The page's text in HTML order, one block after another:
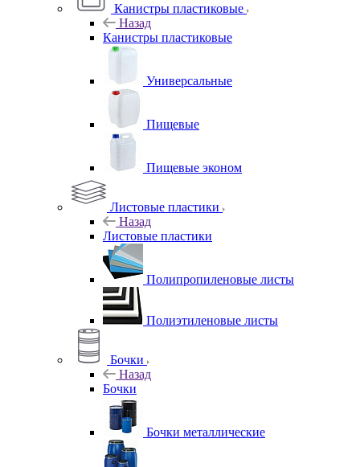
Канистры пластиковые
Назад
Канистры пластиковые
Универсальные
Пищевые
Пищевые эконом
Листовые пластики
Назад
Листовые пластики
Полипропиленовые листы
Полиэтиленовые листы
Бочки
Назад
Бочки
Бочки металлические